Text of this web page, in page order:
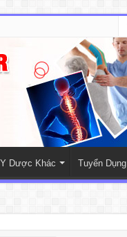
Dược Khác Tuyển Dụng